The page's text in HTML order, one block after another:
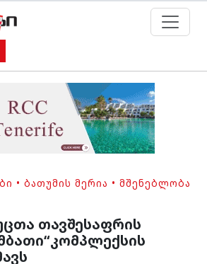
• ᲑᲐᲗᲣᲛᲘᲡ ᲛᲔᲠᲘᲐ • ᲛᲨᲔᲜᲔᲑᲚᲝᲑᲐ
თავშესაფრის